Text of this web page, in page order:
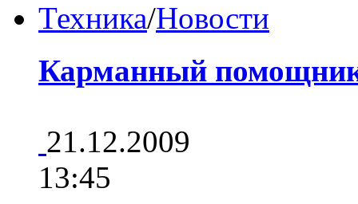
Техника/Новости
Карманный
21.12.2009
13:45